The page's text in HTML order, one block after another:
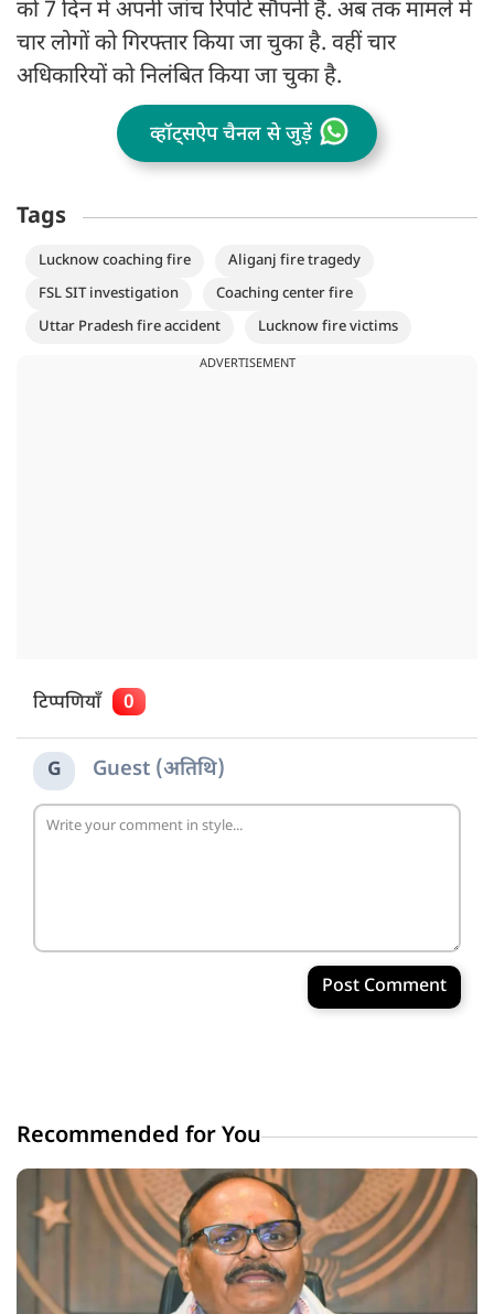
को 7 दिन में अपनी जांच रिपोर्ट सौंपनी है. अब तक मामले में
चार लोगों को गिरफ्तार किया जा चुका है. वहीं चार
अधिकारियों को निलंबित किया जा चुका है.
व्हॉट्सऐप चैनल से जुड़ें
Tags
Lucknow coaching fire
Aliganj fire tragedy
FSL SIT investigation
Coaching center fire
Uttar Pradesh fire accident
Lucknow fire victims
ADVERTISEMENT
टिप्पणियाँ 0
G Guest (अतिथि)
Post Comment
Recommended for You